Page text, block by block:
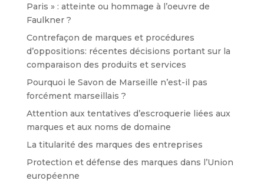
Paris » : atteinte ou hommage à l’oeuvre de
Faulkner ?
Contrefaçon de marques et procédures
d’oppositions: récentes décisions portant sur la
comparaison des produits et services
Pourquoi le Savon de Marseille n’est-il pas
forcément marseillais ?
Attention aux tentatives d’escroquerie liées aux
marques et aux noms de domaine
La titularité des marques des entreprises
Protection et défense des marques dans l’Union
européenne